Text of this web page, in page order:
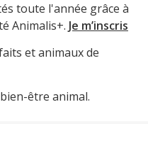
toute l'année grâce à
Animalis+. Je m’inscris
et animaux de
être animal.